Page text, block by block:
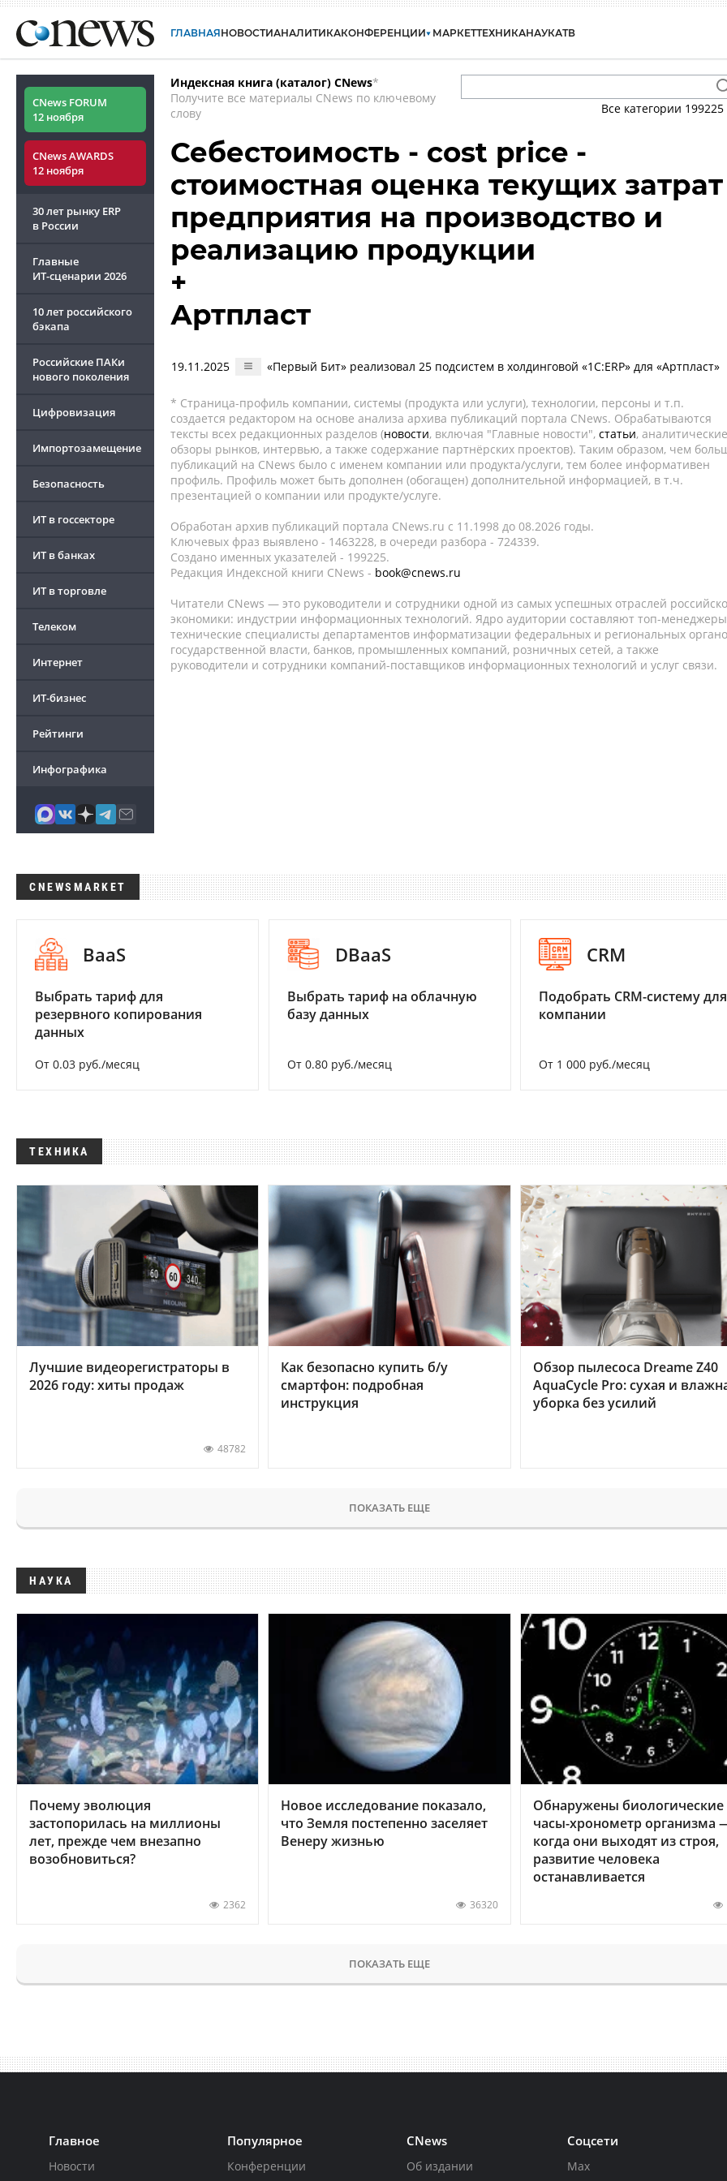
ГЛАВНАЯНОВОСТИАНАЛИТИКАКОНФЕРЕНЦИИ МАРКЕТТЕХНИКАНАУКАТВ
CNews FORUM
12 ноября
CNews AWARDS
12 ноября
30 лет рынку ERP
в России
Главные
ИТ-сценарии 2026
10 лет российского
бэкапа
Российские ПАКи
нового поколения
Цифровизация
Импортозамещение
Безопасность
ИТ в госсекторе
ИТ в банках
ИТ в торговле
Телеком
Интернет
ИТ-бизнес
Рейтинги
Инфографика
Индексная книга (каталог) CNews*
Получите все материалы CNews по ключевому
слову
Все категории 199225
Себестоимость - cost price -
стоимостная оценка текущих затрат
предприятия на производство и
реализацию продукции
+
Артпласт
19.11.2025 «Первый Бит» реализовал 25 подсистем в холдинговой «1С:ERP» для «Артпласт»
* Страница-профиль компании, системы (продукта или услуги), технологии, персоны и т.п.
создается редактором на основе анализа архива публикаций портала CNews. Обрабатываются
тексты всех редакционных разделов (новости, включая "Главные новости", статьи, аналитические
обзоры рынков, интервью, а также содержание партнёрских проектов). Таким образом, чем
публикаций на CNews было с именем компании или продукта/услуги, тем более информативен
профиль. Профиль может быть дополнен (обогащен) дополнительной информацией, в т.ч.
презентацией о компании или продукте/услуге.
Обработан архив публикаций портала CNews.ru c 11.1998 до 08.2026 годы.
Ключевых фраз выявлено - 1463228, в очереди разбора - 724339.
Создано именных указателей - 199225.
Редакция Индексной книги CNews - book@cnews.ru
Читатели CNews — это руководители и сотрудники одной из самых успешных отраслей
экономики: индустрии информационных технологий. Ядро аудитории составляют топ-
технические специалисты департаментов информатизации федеральных и региональных
государственной власти, банков, промышленных компаний, розничных сетей, а также
руководители и сотрудники компаний-поставщиков информационных технологий и услуг связи.
CNEWSMARKET
BaaS
Выбрать тариф для
резервного копирования
данных
От 0.03 руб./месяц
DBaaS
Выбрать тариф на облачную
базу данных
От 0.80 руб./месяц
CRM
Подобрать CRM-систему для
компании
От 1 000 руб./месяц
ТЕХНИКА
Лучшие видеорегистраторы в
2026 году: хиты продаж
48782
Как безопасно купить б/у
смартфон: подробная
инструкция
Обзор пылесоса Dreame Z40
AquaCycle Pro: сухая и
уборка без усилий
ПОКАЗАТЬ ЕЩЕ
НАУКА
Почему эволюция
застопорилась на миллионы
лет, прежде чем внезапно
возобновиться?
2362
Новое исследование показало,
что Земля постепенно заселяет
Венеру жизнью
36320
Обнаружены биологические
часы-хронометр организма
когда они выходят из строя,
развитие человека
останавливается
ПОКАЗАТЬ ЕЩЕ
Главное
Новости
Популярное
Конференции
CNews
Об издании
Соцсети
Max